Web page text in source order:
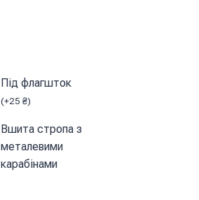
Під флагшток
(+25₴)
Вшита стропа з
металевими
карабінами